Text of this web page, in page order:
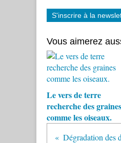
S'inscrire à la
Vous aimerez
Le vers de terre
recherche des graines
comme les oiseaux.
Dégradation des